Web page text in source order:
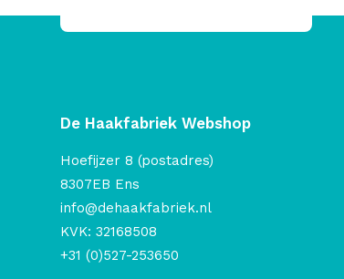
De Haakfabriek Webshop
Hoefijzer 8 (postadres)
8307EB Ens
info@dehaakfabriek.nl
KVK: 32168508
+31 (0)527-253650